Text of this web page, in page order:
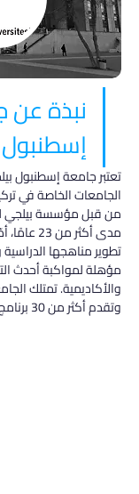
نبذة عن
تعتبر جامعة إسطنبول
من قبل مؤسسة بيلجي
مدى أكثر
تطوير مناهجها
مؤهلة لمواكبة أحدث
والأكاديمية. تمتلك
وتقدم أكثر من 30 برنامج وتخصص.